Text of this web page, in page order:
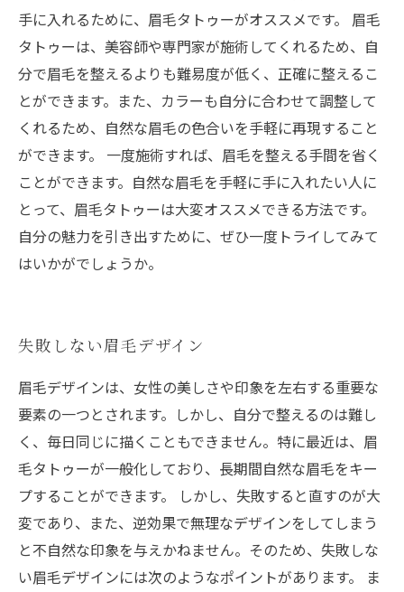
手に入れるために、眉毛タトゥーがオススメです。 眉毛
タトゥーは、美容師や専門家が施術してくれるため、自
分で眉毛を整えるよりも難易度が低く、正確に整えるこ
とができます。また、カラーも自分に合わせて調整して
くれるため、自然な眉毛の色合いを手軽に再現すること
ができます。 一度施術すれば、眉毛を整える手間を省く
ことができます。自然な眉毛を手軽に手に入れたい人に
とって、眉毛タトゥーは大変オススメできる方法です。
自分の魅力を引き出すために、ぜひ一度トライしてみて
はいかがでしょうか。
失敗しない眉毛デザイン
眉毛デザインは、女性の美しさや印象を左右する重要な
要素の一つとされます。しかし、自分で整えるのは難し
く、毎日同じに描くこともできません。特に最近は、眉
毛タトゥーが一般化しており、長期間自然な眉毛をキー
プすることができます。 しかし、失敗すると直すのが大
変であり、また、逆効果で無理なデザインをしてしまう
と不自然な印象を与えかねません。そのため、失敗しな
い眉毛デザインには次のようなポイントがあります。 ま